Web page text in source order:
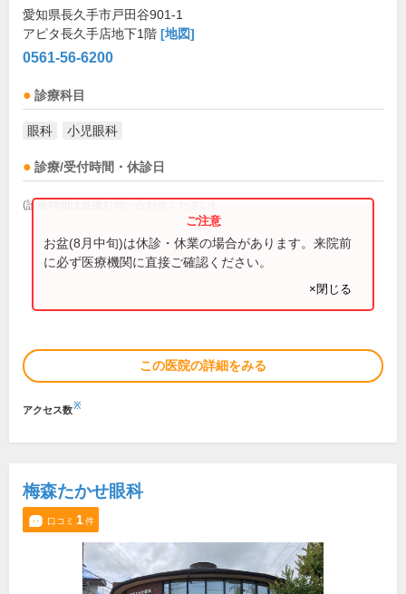
愛知県長久手市戸田谷901-1
アピタ長久手店地下1階 [地図]
0561-56-6200
診療科目
眼科 小児眼科
診療/受付時間・休診日
(診療時間は直接お問い合わせください)
お盆(8月中旬)は休診・休業の場合があります。来院前
に必ず医療機関に直接ご確認ください。
×閉じる
この医院の詳細をみる
アクセス数※
梅森たかせ眼科
口コミ 1件